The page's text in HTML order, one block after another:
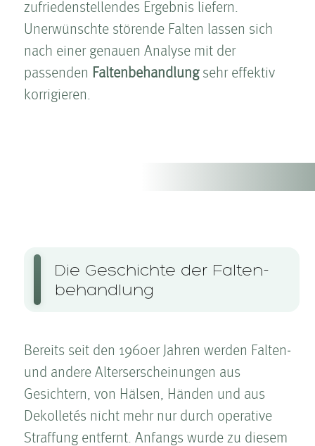
zufriedenstellendes Ergebnis liefern.
Unerwünschte störende Falten­ lassen sich
nach einer genauen Analyse mit der
passenden Falten­behandlungsehr effektiv
korrigieren.
Die Geschichte der Falten­
behandlung
Bereits seit den 1960er Jahren werden Falten­
und andere Alterserscheinungen aus
Gesichtern, von Hälsen, Händen und aus
Dekolletés nicht mehr nur durch operative
Straffung entfernt. Anfangs wurde zu diesem